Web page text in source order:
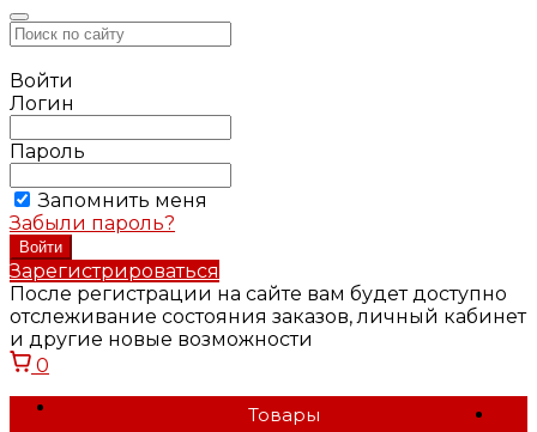
Войти
Логин
Пароль
Запомнить меня
Забыли пароль?
Зарегистрироваться
После регистрации на сайте вам будет доступно
отслеживание состояния заказов, личный кабинет
и другие новые возможности
0
Товары